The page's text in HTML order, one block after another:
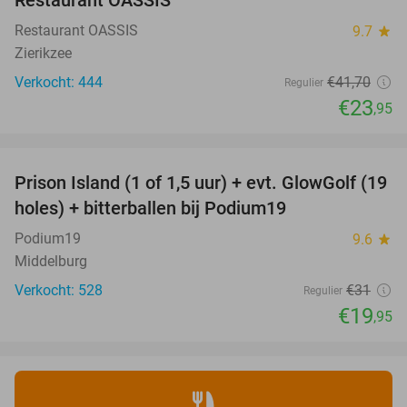
Restaurant OASSIS 9.7 star
Zierikzee
Verkocht: 444
Regulier €41,70
€23,95
36%
Prison Island (1 of 1,5 uur) + evt. GlowGolf (19
holes) + bitterballen bij Podium19
Podium19 9.6 star
Middelburg
Verkocht: 528
Regulier €31
€19,95